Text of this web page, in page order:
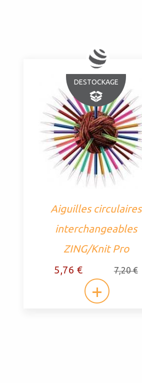
DESTOCKAGE
Aiguilles circulaires
interchangeables
ZING/Knit Pro
5,76 €
7,20 €